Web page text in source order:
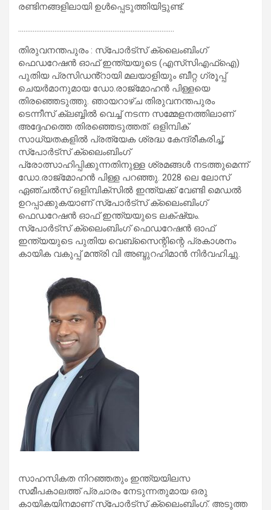
രണ്ടിനങ്ങളിലായി ഉൾപ്പെടുത്തിയിട്ടുണ്ട്.
തിരുവനന്തപുരം : സ്‌പോർട്‌സ് ക്ലൈംബിംഗ്
ഫെഡറേഷൻ ഓഫ് ഇന്ത്യയുടെ (എസ്‌സിഎഫ്ഐ)
പുതിയ പ്രസിഡൻ്റായി മലയാളിയും ബീറ്റ ഗ്രൂപ്പ്
ചെയർമാനുമായ ഡോ.രാജ്മോഹൻ പിള്ളയെ
തിരഞ്ഞെടുത്തു. ഞായറാഴ്ച തിരുവനന്തപുരം
ടെന്നീസ് ക്ലബ്ബിൽ വെച്ച് നടന്ന സമ്മേളനത്തിലാണ്
അദ്ദേഹത്തെ തിരഞ്ഞെടുത്തത്. ഒളിമ്പിക്
സാധ്യതകളിൽ പ്രത്യേക ശ്രദ്ധ കേന്ദ്രീകരിച്ച്,
സ്പോർട്സ് ക്ലൈംബിംഗ്
പ്രോത്സാഹിപ്പിക്കുന്നതിനുള്ള ശ്രമങ്ങൾ നടത്തുമെന്ന്
ഡോ.രാജ്മോഹൻ പിള്ള പറഞ്ഞു. 2028 ലെ ലോസ്
ഏഞ്ചൽസ് ഒളിമ്പിക്സിൽ ഇന്ത്യക്ക് വേണ്ടി മെഡൽ
ഉറപ്പാക്കുകയാണ് സ്‌പോർട്‌സ് ക്ലൈംബിംഗ്
ഫെഡറേഷൻ ഓഫ് ഇന്ത്യയുടെ ലക്‌ഷ്യം.
സ്‌പോർട്‌സ് ക്ലൈംബിംഗ് ഫെഡറേഷൻ ഓഫ്
ഇന്ത്യയുടെ പുതിയ വെബ്സൈന്റിന്റെ പ്രകാശനം
കായിക വകുപ്പ് മന്ത്രി വി അബ്ദുറഹിമാൻ നിർവഹിച്ചു.
സാഹസികത നിറഞ്ഞതും ഇന്ത്യയിലസ
സമീപകാലത്ത് പ്രചാരം നേടുന്നതുമായ ഒരു
കായികയിനമാണ് സ്‌പോർട്‌സ് ക്ലൈംബിംഗ്. അടുത്ത